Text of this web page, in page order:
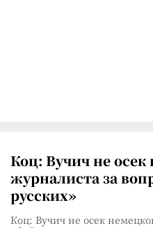
Коц: Вучич не осек
журналиста за
русских»
Коц: Вучич не осек